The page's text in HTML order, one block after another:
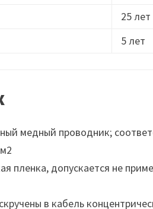
25 лет
5 лет
медный проводник;
пленка, допускается не
в кабель